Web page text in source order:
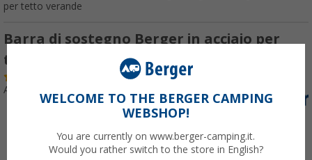
per tetto verande
Barra di sostegno Berger in acciaio per
tetto veranda Ø 22 mm 75 - 120 cm
100)
Articolo n: 250180
WELCOME TO THE BERGER CAMPING
WEBSHOP!
You are currently on www.berger-camping.it.
Would you rather switch to the store in English?